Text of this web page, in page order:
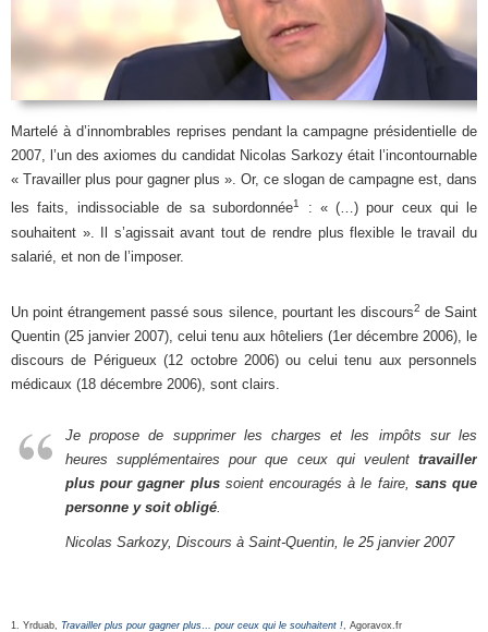
Martelé à d’innombrables reprises pendant la campagne présidentielle de
2007, l’un des axiomes du candidat Nicolas Sarkozy était l’incontournable
« Travailler plus pour gagner plus ». Or, ce slogan de campagne est, dans
les faits, indissociable de sa subordonnée1
: « (…) pour ceux qui le
souhaitent ». Il s’agissait avant tout de rendre plus flexible le travail du
salarié, et non de l’imposer.
Un point étrangement passé sous silence, pourtant les discours2 de Saint
Quentin (25 janvier 2007), celui tenu aux hôteliers (1er décembre 2006), le
discours de Périgueux (12 octobre 2006) ou celui tenu aux personnels
médicaux (18 décembre 2006), sont clairs.
Je propose de supprimer les charges et les impôts sur les
heures supplémentaires pour que ceux qui veulent travailler
plus pour gagner plussoient encouragés à le faire, sans que
personne y soit obligé
Nicolas Sarkozy, Discours à Saint-Quentin, le 25 janvier 2007
1. Yrduab, Travailler plus pour gagner plus… pour ceux qui le souhaitent ! , Agoravox.fr